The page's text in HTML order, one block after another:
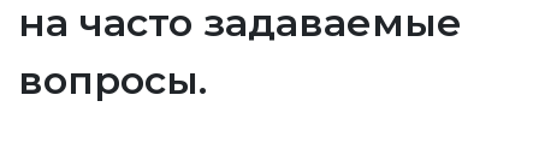
на часто задаваемые
вопросы.